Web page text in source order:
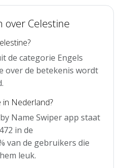
over Celestine
de categorie Engels
over de betekenis wordt
in Nederland?
Name Swiper app staat
in de
van de gebruikers die
leuk.